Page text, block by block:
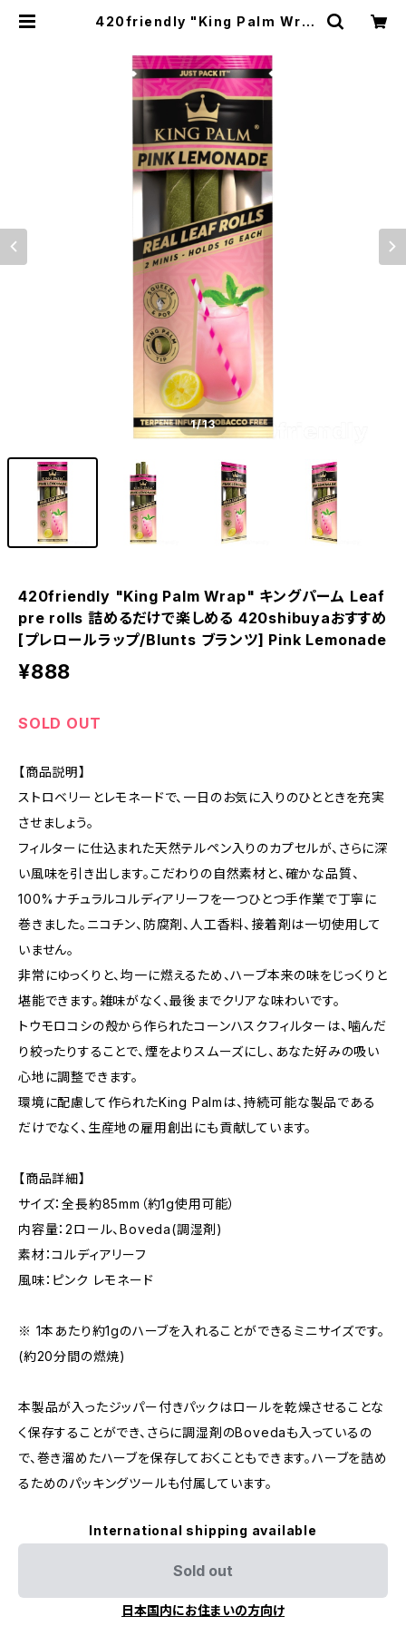
420friendly "King Palm Wra
すすめ [プレロールラップ/Blunts ブ
ランツ] Pink Lemonade | 420sh
ibuya official
1/13
420friendly "King Palm Wrap" キングパーム Leaf
pre rolls 詰めるだけで楽しめる 420shibuyaおすすめ
[プレロールラップ/Blunts ブランツ] Pink Lemonade
¥888
SOLD OUT
【商品説明】
ストロベリーとレモネードで、一日のお気に入りのひとときを充実
させましょう。
フィルターに仕込まれた天然テルペン入りのカプセルが、さらに深
い風味を引き出します。こだわりの自然素材と、確かな品質、
100%ナチュラルコルディアリーフを一つひとつ手作業で丁寧に
巻きました。ニコチン、防腐剤、人工香料、接着剤は一切使用して
いません。
非常にゆっくりと、均一に燃えるため、ハーブ本来の味をじっくりと
堪能できます。雑味がなく、最後までクリアな味わいです。
トウモロコシの殻から作られたコーンハスクフィルターは、噛んだ
り絞ったりすることで、煙をよりスムーズにし、あなた好みの吸い
心地に調整できます。
環境に配慮して作られたKing Palmは、持続可能な製品である
だけでなく、生産地の雇用創出にも貢献しています。
【商品詳細】
サイズ：全長約85mm（約1g使用可能）
内容量：2ロール、Boveda(調湿剤)
素材：コルディアリーフ
風味：ピンク レモネード
※ 1本あたり約1gのハーブを入れることができるミニサイズです。
(約20分間の燃焼)
本製品が入ったジッパー付きパックはロールを乾燥させることな
く保存することができ、さらに調湿剤のBovedaも入っているの
で、巻き溜めたハーブを保存しておくこともできます。ハーブを詰め
るためのパッキングツールも付属しています。
International shipping available
Sold out
日本国内にお住まいの方向け